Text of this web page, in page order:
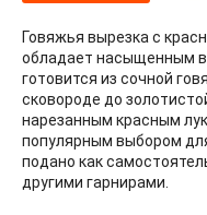
Говяжья вырезка с
обладает насыщенным
готовится из сочной
сковороде до
нарезанным красным
популярным выбором
подано как
другими гарнирами.